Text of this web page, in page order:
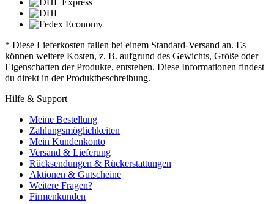
* Diese Lieferkosten fallen bei einem Standard-Versand an. Es
können weitere Kosten, z. B. aufgrund des Gewichts, Größe oder
Eigenschaften der Produkte, entstehen. Diese Informationen findest
du direkt in der Produktbeschreibung.
Hilfe & Support
Meine Bestellung
Zahlungsmöglichkeiten
Mein Kundenkonto
Versand & Lieferung
Rücksendungen & Rückerstattungen
Aktionen & Gutscheine
Weitere Fragen?
Firmenkunden